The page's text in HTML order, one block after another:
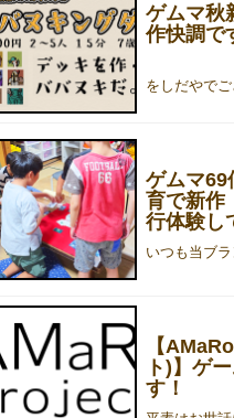
ゲムマ秋
作快調で
ゲムマ69
育で新作
行体験し
【
ト)】ゲ
す！